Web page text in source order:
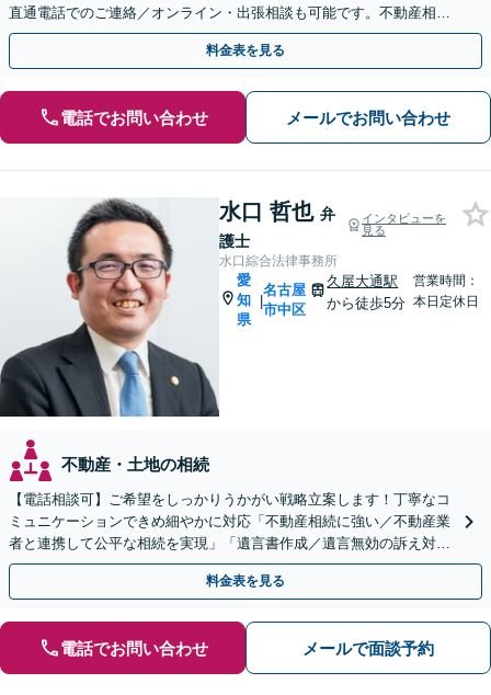
直通電話でのご連絡／オンライン・出張相談も可能です。不動産相続
／相続放棄／寄与分／遺言書作成【初回相談無料】
料金表を見る
電話でお問い合わせ メールでお問い合わせ
水口 哲也 弁
護士
インタビューを
見る
水口綜合法律事務所
愛
知
県
|
名古屋
市中区
久屋大通駅
から徒歩5分
営業時間：
本日定休日
不動産・土地の相続
【電話相談可】ご希望をしっかりうかがい戦略立案します！丁寧なコ
ミュニケーションできめ細やかに対応「不動産相続に強い／不動産業
者と連携して公平な相続を実現」「遺言書作成／遺言無効の訴え対応
可」【完全個室対応】【バリアフリー】
料金表を見る
電話でお問い合わせ メールで面談予約